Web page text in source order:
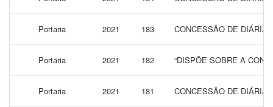
Portaria 2021 183 CONCESSÃO DE
Portaria 2021 182 “DISPÕE SOBRE A
Portaria 2021 181 CONCESSÃO DE